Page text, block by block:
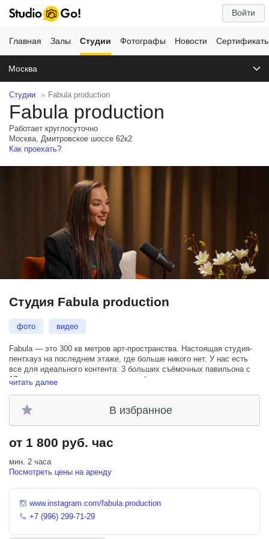
Войти
Главная Залы Студии Фотографы Новости
Москва
Студии Fabula production
Fabula production
Работает круглосуточно
Москва, Дмитровское шоссе 62к2
Как проехать?
Студия Fabula production
фото видео
Fabula — это 300 кв метров арт-пространства. Настоящая студия-
пентхауз на последнем этаже, где больше никого нет. У нас есть
все для идеального контента: 3 больших съёмочных павильона с
17−ю локациями для съемок и арт-объектами.
контента со своим продакшеном полного цикла. Мы снимем тебе
*подкасты
*интервью
*reels/shorts
*видеоуроки
*вебинары/трансляции
*докфильмы
*репортажные выездные съёмки
читать далее
В избранное
от 1 800 руб. час
мин. 2 часа
Посмотреть цены на аренду
www.instagram.com/fabula.production
+7 (996) 299-71-29